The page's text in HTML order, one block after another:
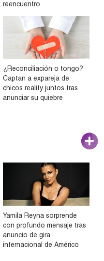
reencuentro
¿Reconciliación o tongo?
Captan a expareja de
chicos reality juntos tras
anunciar su quiebre
Yamila Reyna sorprende
con profundo mensaje tras
anuncio de gira
internacional de Américo